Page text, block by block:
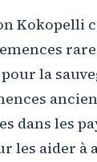
Kokopelli
la
dans les
les aider à